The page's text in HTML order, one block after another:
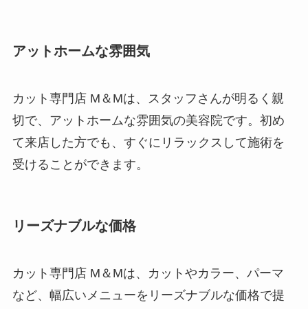
アットホームな雰囲気
カット専門店 M＆Mは、スタッフさんが明るく親
切で、アットホームな雰囲気の美容院です。初め
て来店した方でも、すぐにリラックスして施術を
受けることができます。
リーズナブルな価格
カット専門店 M＆Mは、カットやカラー、パーマ
など、幅広いメニューをリーズナブルな価格で提